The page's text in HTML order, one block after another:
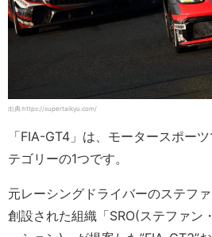
出典:https://supertaikyu.com/
「FIA-GT4」は、モータースポー
テゴリーの1つです。
元レーシングドライバーのステフ
創設された組織「SRO(ステファン